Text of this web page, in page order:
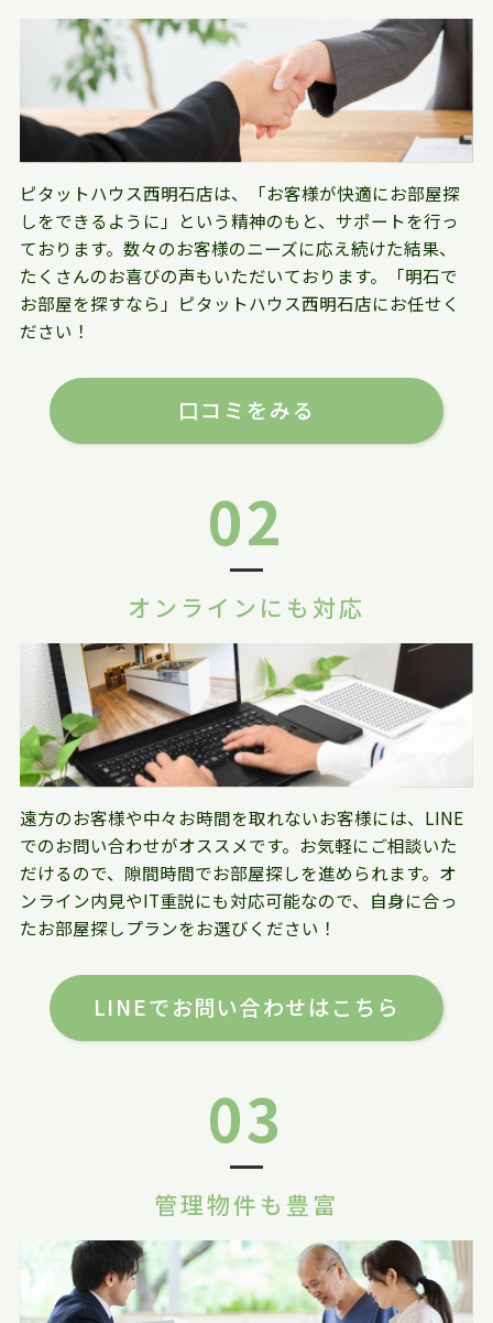
ピタットハウス西明石店は、「お客様が快適にお部屋探
しをできるように」という精神のもと、サポートを行っ
ております。数々のお客様のニーズに応え続けた結果、
たくさんのお喜びの声もいただいております。「明石で
お部屋を探すなら」ピタットハウス西明石店にお任せく
ださい！
口コミをみる
02
オンラインにも対応
遠方のお客様や中々お時間を取れないお客様には、LINE
でのお問い合わせがオススメです。お気軽にご相談いた
だけるので、隙間時間でお部屋探しを進められます。オ
ンライン内見やIT重説にも対応可能なので、自身に合っ
たお部屋探しプランをお選びください！
LINEでお問い合わせはこちら
03
管理物件も豊富